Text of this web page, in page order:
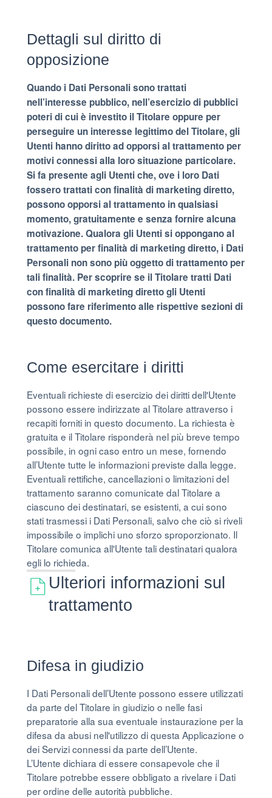
Dettagli sul diritto di
opposizione
Quando i Dati Personali sono trattati
nell’interesse pubblico, nell’esercizio di pubblici
poteri di cui è investito il Titolare oppure per
perseguire un interesse legittimo del Titolare, gli
Utenti hanno diritto ad opporsi al trattamento per
motivi connessi alla loro situazione particolare.
Si fa presente agli Utenti che, ove i loro Dati
fossero trattati con finalità di marketing diretto,
possono opporsi al trattamento in qualsiasi
momento, gratuitamente e senza fornire alcuna
motivazione. Qualora gli Utenti si oppongano al
trattamento per finalità di marketing diretto, i Dati
Personali non sono più oggetto di trattamento per
tali finalità. Per scoprire se il Titolare tratti Dati
con finalità di marketing diretto gli Utenti
possono fare riferimento alle rispettive sezioni di
questo documento.
Come esercitare i diritti
Eventuali richieste di esercizio dei diritti dell'Utente
possono essere indirizzate al Titolare attraverso i
recapiti forniti in questo documento. La richiesta è
gratuita e il Titolare risponderà nel più breve tempo
possibile, in ogni caso entro un mese, fornendo
all’Utente tutte le informazioni previste dalla legge.
Eventuali rettifiche, cancellazioni o limitazioni del
trattamento saranno comunicate dal Titolare a
ciascuno dei destinatari, se esistenti, a cui sono
stati trasmessi i Dati Personali, salvo che ciò si riveli
impossibile o implichi uno sforzo sproporzionato. Il
Titolare comunica all'Utente tali destinatari qualora
egli lo richieda.
Ulteriori informazioni sul
trattamento
Difesa in giudizio
I Dati Personali dell’Utente possono essere utilizzati
da parte del Titolare in giudizio o nelle fasi
preparatorie alla sua eventuale instaurazione per la
difesa da abusi nell'utilizzo di questa Applicazione o
dei Servizi connessi da parte dell’Utente.
L’Utente dichiara di essere consapevole che il
Titolare potrebbe essere obbligato a rivelare i Dati
per ordine delle autorità pubbliche.